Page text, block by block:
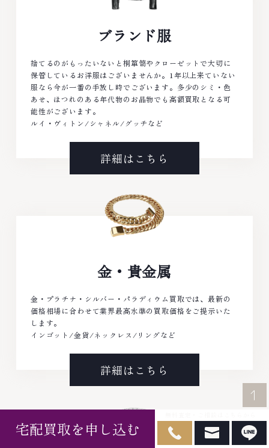
ブランド服
捨てるのがもったいないと桐箪笥やクローゼットで大切に
保管しているお洋服はございませんか。1年以上来ていない
服なら今が一番の手放し時でございます。多少のシミ・色
あせ、ほつれのある年代物のお品物でも高額買取となる可
能性がございます。
ルイ・ヴィトン/シャネル/グッチなど
詳細はこちら
金・貴金属
金・プラチナ・シルバー・パラディウム買取では、最新の
価格相場に合わせて業界最高水準の買取価格をご提示いた
します。
インゴット/金貨/ネックレス/リングなど
詳細はこちら
宅配買取を申し込む